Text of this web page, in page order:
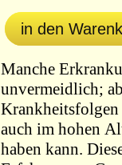
in den
Manche
unvermeidlich;
Krankheitsfolgen
auch im hohen
haben kann.